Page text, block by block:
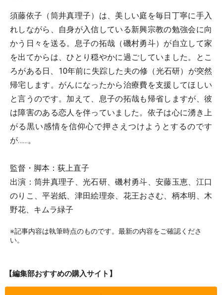
須藤依子（筒井真理子）は、美しい庭を毎日丁寧に手入
れしながら、自身が入信している新興宗教の勉強会に向
かう日々を送る。息子の拓哉（磯村勇斗）が自立して家
を出てからは、ひとり穏やかに過ごしていました。とこ
ろがある日、10年前に失踪した夫の修（光石研）が突然
帰宅します。がんになったから治療費を支援してほしい
と言うのです。加えて、息子の拓哉も帰省しますが、彼
は障害のある恋人を伴っていました。依子は心に湧き上
がる黒い感情を信仰心で押さえつけようとするのです
が……。
監督・脚本：荻上直子
出演：筒井真理子、光石研、磯村勇斗、安藤玉恵、江口
のりこ、平岩紙、津田絵理奈、花王おさむ、柄本明、木
野花、キムラ緑子
※記事内容は執筆時点のものです。最新の内容をご確認くださ
い。
【編集部おすすめの購入サイト】